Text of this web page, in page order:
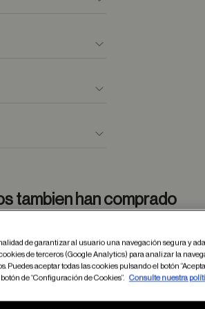
tambien han comprado
de garantizar al usuario una navegación segura y
de terceros (Google Analytics) para analizar la
Puedes aceptar todas las cookies pulsando el botón
de “Configuración de Cookies”.
Consulte nuestra